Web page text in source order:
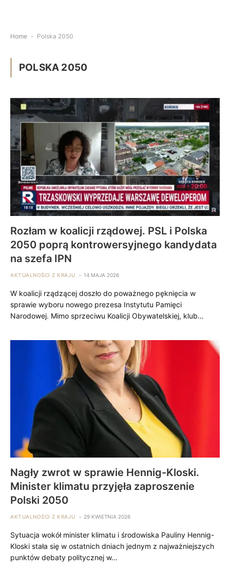
Home - Polska 2050
POLSKA 2050
Rozłam w koalicji rządowej. PSL i Polska
2050 poprą kontrowersyjnego kandydata
na szefa IPN
AKTUALNOŚCI Z KRAJU 14 MAJA 2026
W koalicji rządzącej doszło do poważnego pęknięcia w
sprawie wyboru nowego prezesa Instytutu Pamięci
Narodowej. Mimo sprzeciwu Koalicji Obywatelskiej, klub…
Nagły zwrot w sprawie Hennig-Kloski.
Minister klimatu przyjęła zaproszenie
Polski 2050
AKTUALNOŚCI Z KRAJU 29 KWIETNIA 2026
Sytuacja wokół minister klimatu i środowiska Pauliny Hennig-
Kloski stała się w ostatnich dniach jednym z najważniejszych
punktów debaty politycznej w…